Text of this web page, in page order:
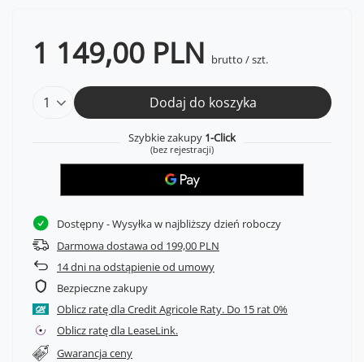
1 149,00 PLN brutto /szt.
Dodaj do koszyka
Szybkie zakupy 1-Click
(bez rejestracji)
Dostępny- Wysyłka w najbliższy dzień roboczy
Darmowa dostawa od 199,00 PLN
14dni na odstąpienie od umowy
Bezpieczne zakupy
Oblicz ratę dla Credit Agricole Raty.
Oblicz ratę dla LeaseLink.
Gwarancja ceny